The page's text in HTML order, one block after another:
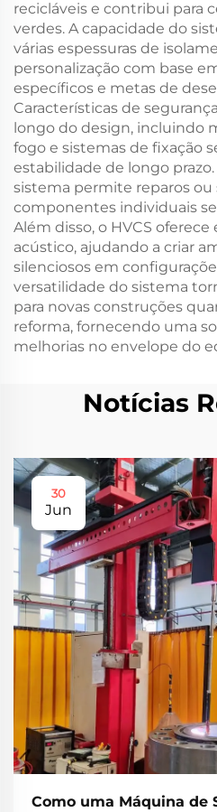
recicláveis e contribui para
verdes. A capacidade do
várias espessuras de
personalização com base
específicos e metas de
Características de
longo do design, incluindo
fogo e sistemas de fixação
estabilidade de longo
sistema permite reparos
componentes individuais
Além disso, o HVCS
acústico, ajudando a criar
silenciosos em
versatilidade do sistema
para novas construções
reforma, fornecendo uma
melhorias no envelope do
Notícias
30
Jun
Como uma Máquina de